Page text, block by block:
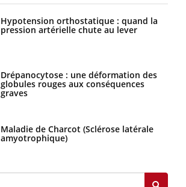
Hypotension orthostatique : quand la
pression artérielle chute au lever
Drépanocytose : une déformation des
globules rouges aux conséquences
graves
Maladie de Charcot (Sclérose latérale
amyotrophique)